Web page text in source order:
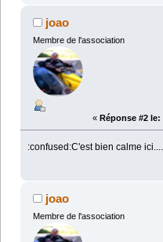
joao
Membre de l'association
« Réponse #2 le:
:confused:C'est bien calme ici.....
joao
Membre de l'association